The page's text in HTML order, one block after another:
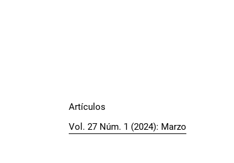
Artículos
Vol. 27 Núm. 1 (2024): Marzo